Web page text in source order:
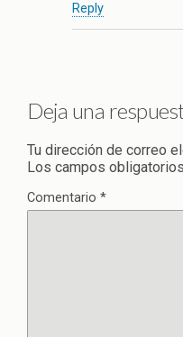
Reply
Deja una
Tu dirección de correo
Los campos
Comentario *